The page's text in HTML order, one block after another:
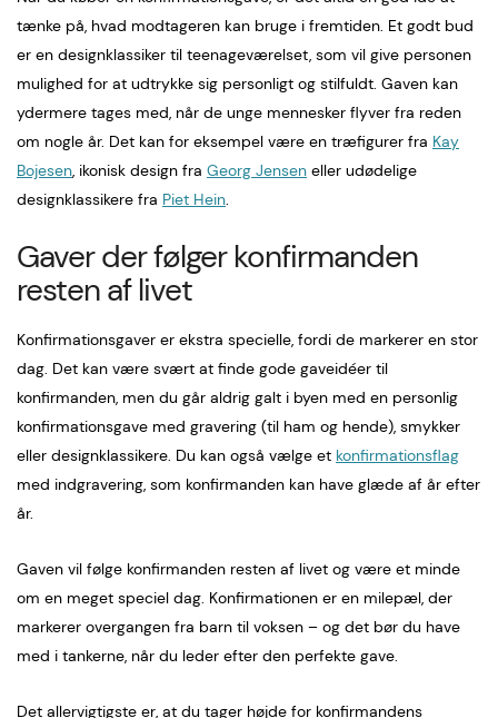
tænke på, hvad modtageren kan bruge i fremtiden. Et godt bud
er en designklassiker til teenageværelset, som vil give personen
mulighed for at udtrykke sig personligt og stilfuldt. Gaven kan
ydermere tages med, når de unge mennesker flyver fra reden
om nogle år. Det kan for eksempel være en træfigurer fra Kay
Bojesen, ikonisk design fra Georg Jensen eller udødelige
designklassikere fra Piet Hein.
Gaver der følger konfirmanden
resten af livet
Konfirmationsgaver er ekstra specielle, fordi de markerer en stor
dag. Det kan være svært at finde gode gaveidéer til
konfirmanden, men du går aldrig galt i byen med en personlig
konfirmationsgave med gravering (til ham og hende), smykker
eller designklassikere. Du kan også vælge et konfirmationsflag
med indgravering, som konfirmanden kan have glæde af år efter
år.
Gaven vil følge konfirmanden resten af livet og være et minde
om en meget speciel dag. Konfirmationen er en milepæl, der
markerer overgangen fra barn til voksen – og det bør du have
med i tankerne, når du leder efter den perfekte gave.
Det allervigtigste er, at du tager højde for konfirmandens